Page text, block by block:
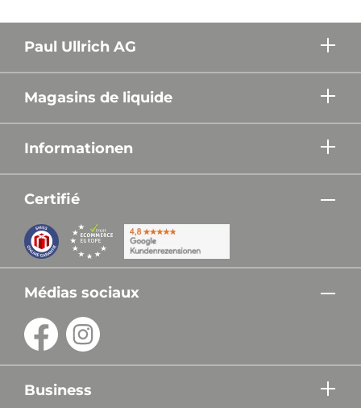
Paul Ullrich AG
Magasins de liquide
Informationen
Certifié
Médias sociaux
Business